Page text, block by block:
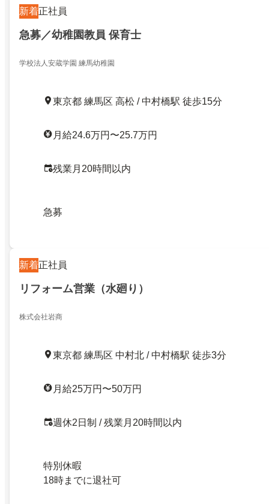
新着正社員
急募／幼稚園教員 保育士
学校法人安蔵学園 練馬幼稚園
東京都 練馬区 高松 / 中村橋駅 徒歩15分
月給24.6万円〜25.7万円
残業月20時間以内
急募
新着正社員
リフォーム営業（水廻り）
株式会社岩商
東京都 練馬区 中村北 / 中村橋駅 徒歩3分
月給25万円〜50万円
週休2日制 / 残業月20時間以内
特別休暇
18時までに退社可